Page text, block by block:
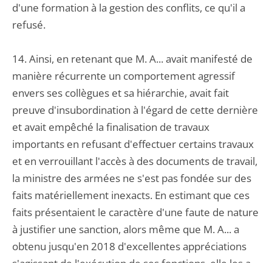
d'une formation à la gestion des conflits, ce qu'il a
refusé.
14. Ainsi, en retenant que M. A... avait manifesté de
manière récurrente un comportement agressif
envers ses collègues et sa hiérarchie, avait fait
preuve d'insubordination à l'égard de cette dernière
et avait empêché la finalisation de travaux
importants en refusant d'effectuer certains travaux
et en verrouillant l'accès à des documents de travail,
la ministre des armées ne s'est pas fondée sur des
faits matériellement inexacts. En estimant que ces
faits présentaient le caractère d'une faute de nature
à justifier une sanction, alors même que M. A... a
obtenu jusqu'en 2018 d'excellentes appréciations